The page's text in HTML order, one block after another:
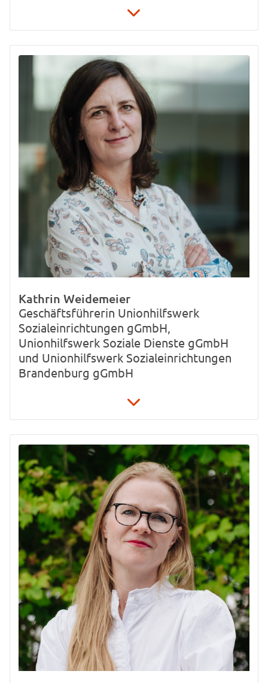
ulrike.hinrichs@unionhilfswerk.de
Schwiebusser Straße 18
10965 Berlin
Kathrin Weidemeier
Geschäftsführerin Unionhilfswerk
Sozialeinrichtungen gGmbH,
Unionhilfswerk Soziale Dienste gGmbH
und Unionhilfswerk Sozialeinrichtungen
Brandenburg gGmbH
030 / 4 22 65-740
kathrin.weidemeier@unionhilfswerk.de
Schwiebusser Straße 18
10965 Berlin